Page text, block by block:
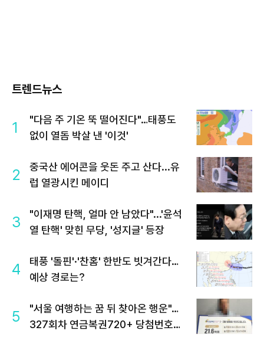
트렌드뉴스
1
"다음 주 기온 뚝 떨어진다"…태풍도
없이 열돔 박살 낸 '이것'
2
중국산 에어콘을 웃돈 주고 산다...유
럽 열광시킨 메이디
3
"이재명 탄핵, 얼마 안 남았다"...'윤석
열 탄핵' 맞힌 무당, '성지글' 등장
4
태풍 '돌핀'·'찬홈' 한반도 빗겨간다…
예상 경로는?
5
"서울 여행하는 꿈 뒤 찾아온 행운"…
327회차 연금복권720+ 당첨번호조